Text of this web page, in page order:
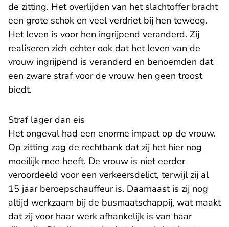
de zitting. Het overlijden van het slachtoffer bracht
een grote schok en veel verdriet bij hen teweeg.
Het leven is voor hen ingrijpend veranderd. Zij
realiseren zich echter ook dat het leven van de
vrouw ingrijpend is veranderd en benoemden dat
een zware straf voor de vrouw hen geen troost
biedt.
Straf lager dan eis
Het ongeval had een enorme impact op de vrouw.
Op zitting zag de rechtbank dat zij het hier nog
moeilijk mee heeft. De vrouw is niet eerder
veroordeeld voor een verkeersdelict, terwijl zij al
15 jaar beroepschauffeur is. Daarnaast is zij nog
altijd werkzaam bij de busmaatschappij, wat maakt
dat zij voor haar werk afhankelijk is van haar